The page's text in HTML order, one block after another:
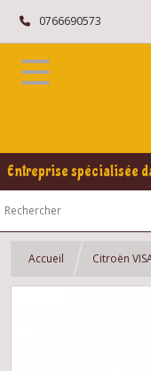
0766690573
Entreprise spécialisée
Accueil Citroën